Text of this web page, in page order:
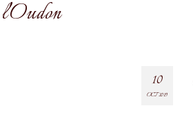
10
OCT 2019